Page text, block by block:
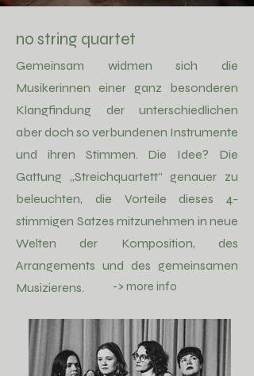
no string quartet
Gemeinsam widmen sich die
Musikerinnen einer ganz besonderen
Klangfindung der unterschiedlichen
aber doch so verbundenen Instrumente
und ihren Stimmen. Die Idee? Die
Gattung „Streichquartett“ genauer zu
beleuchten, die Vorteile dieses 4-
stimmigen Satzes mitzunehmen in neue
Welten der Komposition, des
Arrangements und des gemeinsamen
Musizierens.
-> more info